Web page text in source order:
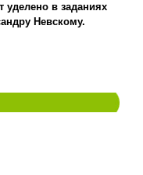
уделено в заданиях
Невскому.